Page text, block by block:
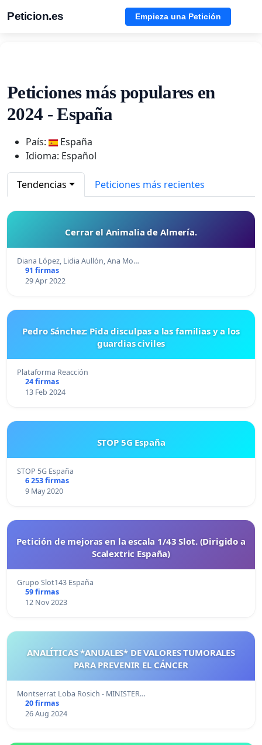
Peticion.es Empieza una Petición
Peticiones más populares en
2024 - España
País:
España
Idioma: Español
Tendencias Peticiones más recientes
Cerrar el Animalia de Almería.
Diana López, Lidia Aullón, Ana Mo…
91 firmas
29 Apr 2022
Pedro Sánchez: Pida disculpas a las familias y a los
guardias civiles
Plataforma Reacción
24 firmas
13 Feb 2024
STOP 5G España
STOP 5G España
6 253 firmas
9 May 2020
Petición de mejoras en la escala 1/43 Slot. (Dirigido a
Scalextric España)
Grupo Slot143 España
59 firmas
12 Nov 2023
ANALÍTICAS *ANUALES* DE VALORES TUMORALES
PARA PREVENIR EL CÁNCER
Montserrat Loba Rosich - MINISTER…
20 firmas
26 Aug 2024